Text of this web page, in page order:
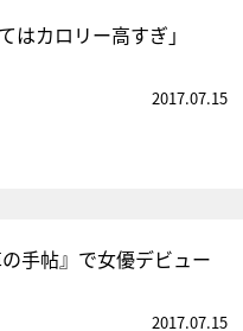
カロリー高すぎ」
2017.07.15
手帖』で女優デビュー
2017.07.15